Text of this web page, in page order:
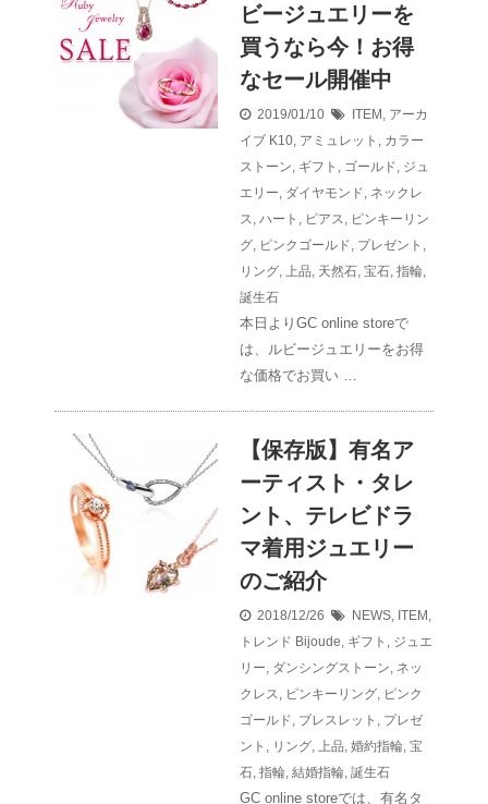
ビージュエリーを
買うなら今！お得
なセール開催中
2019/01/10 ITEM, アーカ
イブ K10, アミュレット , カラー
ストーン, ギフト , ゴールド, ジュ
エリー, ダイヤモンド, ネックレ
ス, ハート , ピアス, ピンキーリン
グ, ピンクゴールド, プレゼント ,
リング, 上品, 天然石, 宝石, 指輪,
誕生石
本日よりGC online storeで
は、ルビージュエリーをお得
な価格でお買い …
【保存版】有名ア
ーティスト・タレ
ント、テレビドラ
マ着用ジュエリー
のご紹介
2018/12/26 NEWS, ITEM,
トレンド Bijoude, ギフト , ジュエ
リー, ダンシングストーン, ネッ
クレス, ピンキーリング, ピンク
ゴールド, ブレスレット , プレゼ
ント , リング, 上品, 婚約指輪, 宝
石, 指輪, 結婚指輪, 誕生石
GC online storeでは、有名タ